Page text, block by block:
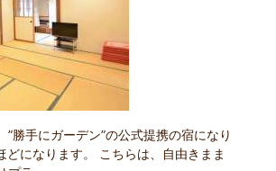
勝手にガーデン”の公式提携の宿になり
になります。 こちらは、自由きまま